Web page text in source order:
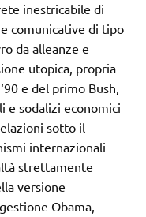
inestricabile di
comunicative di tipo
da alleanze e
utopica, propria
e del primo Bush,
e sodalizi economici
sotto il
internazionali
strettamente
versione
Obama,